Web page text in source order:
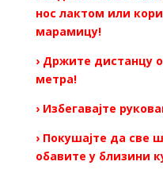
нос лактом или
марамицу!
› Држите дистанцу
метра!
› Избегавајте
› Покушајте да све
обавите у близини